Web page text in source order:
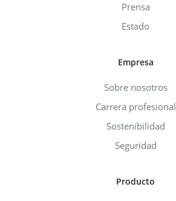
Prensa
Estado
Empresa
Sobre nosotros
Carrera profesional
Sostenibilidad
Seguridad
Producto